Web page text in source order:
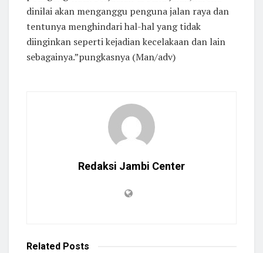
dinilai akan menganggu penguna jalan raya dan
tentunya menghindari hal-hal yang tidak
diinginkan seperti kejadian kecelakaan dan lain
sebagainya.”pungkasnya (Man/adv)
Redaksi Jambi Center
Related Posts